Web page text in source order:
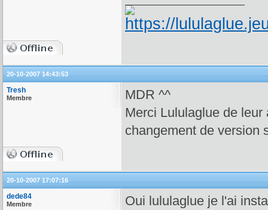
20-10-2007 14:43:53
Tresh
Membre
MDR ^^
Merci Lululaglue de
changement de version
20-10-2007 17:07:16
dede84
Membre
Oui lululaglue je l'ai